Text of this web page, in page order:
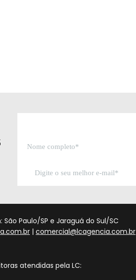
São Paulo/SP e Jaraguá do Sul/SC
| comercial@lcagencia.com.br
atendidas pela LC: